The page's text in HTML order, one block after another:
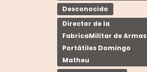
Desconocido
Director de la
FabricaMilitar de Armas
Portátiles Domingo
Matheu